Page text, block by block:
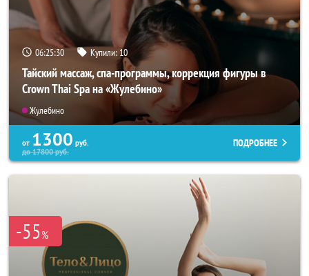
06:25:26 Купили:10
Тайский массаж, спа-программы, коррекция фигуры в
Crown Thai Spa на «Жулебино»
Жулебино
от 1300 руб.
до17800руб.
ПОДРОБНЕЕ
-55%